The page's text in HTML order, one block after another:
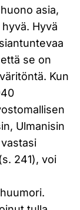
asia,
Hyvä
se on
Kun
Ulmanisin
241), voi